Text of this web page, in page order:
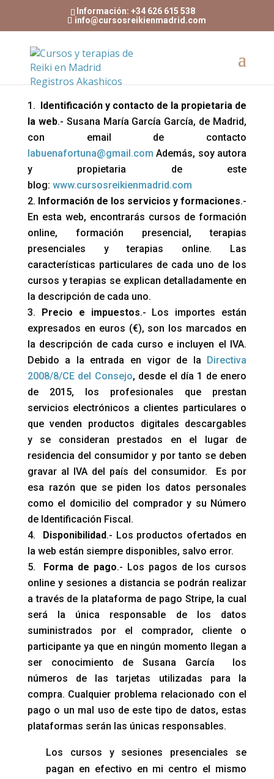
Información: +34 626 615 538
info@cursosreikienmadrid.com
Identificación y contacto de la propietaria de
la web.- Susana María García García, de Madrid,
con email de contacto
labuenafortuna@gmail.com Además, soy autora
y propietaria de este
blog: www.cursosreikienmadrid.com
Información de los servicios y formaciones.-
En esta web, encontrarás cursos de formación
online, formación presencial, terapias
presenciales y terapias online. Las
características particulares de cada uno de los
cursos y terapias se explican detalladamente en
la descripción de cada uno.
Precio e impuestos.- Los importes están
expresados en euros (€), son los marcados en
la descripción de cada curso e incluyen el IVA.
Debido a la entrada en vigor de la Directiva
2008/8/CE del Consejo, desde el día 1 de enero
de 2015, los profesionales que prestan
servicios electrónicos a clientes particulares o
que venden productos digitales descargables
y se consideran prestados en el lugar de
residencia del consumidor y por tanto se deben
gravar al IVA del país del consumidor. Es por
esa razón que se piden los datos personales
como el domicilio del comprador y su Número
de Identificación Fiscal.
Disponibilidad.- Los productos ofertados en
la web están siempre disponibles, salvo error.
Forma de pago.- Los pagos de los cursos
online y sesiones a distancia se podrán realizar
a través de la plataforma de pago Stripe, la cual
será la única responsable de los datos
suministrados por el comprador, cliente o
participante ya que en ningún momento llegan a
ser conocimiento de Susana García los
números de las tarjetas utilizadas para la
compra. Cualquier problema relacionado con el
pago o un mal uso de este tipo de datos, estas
plataformas serán las únicas responsables.
Los cursos y sesiones presenciales se
pagan en efectivo en mi centro el mismo